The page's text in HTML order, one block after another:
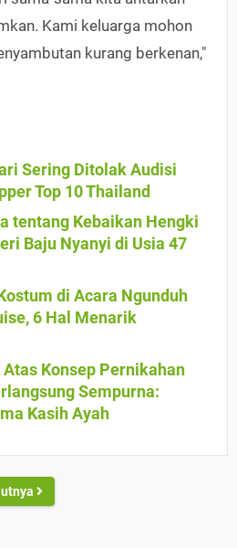
Kami keluarga mohon
kurang berkenan,"
Sering Ditolak Audisi
Top 10 Thailand
tentang Kebaikan Hengki
Baju Nyanyi di Usia 47
di Acara Ngunduh
6 Hal Menarik
Konsep Pernikahan
Sempurna:
Kasih Ayah